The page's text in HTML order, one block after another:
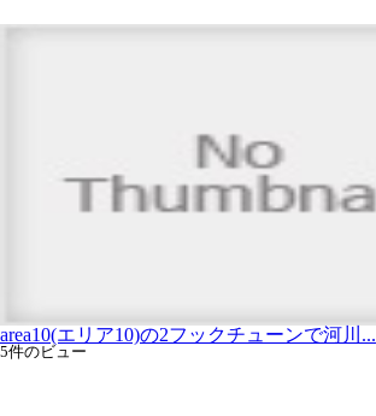
area10(エリア10)の2フックチューンで河川...
5件のビュー